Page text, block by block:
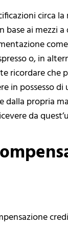
circa
ai mezzi
o, in
ricordare che
in possesso
propria
da